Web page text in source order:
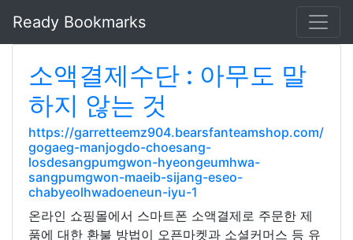
Ready Bookmarks
소액결제수단 : 아무도 말
하지 않는 것
https://garretteemz904.bearsfanteamshop.com/
gogaeg-manjogdo-choesang-
losdesangpumgwon-hyeongeumhwa-
sangpumgwon-maeib-sijang-eseo-
chabyeolhwadoeneun-iyu-1
온라인 쇼핑몰에서 스마트폰 소액결제로 주문한 제
품에 대한 환불 방법이 오픈마켓과 소셜커머스 등 유